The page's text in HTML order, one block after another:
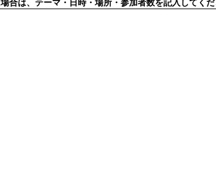
合は、テーマ・日時・場所・参加者数を記入してくだ